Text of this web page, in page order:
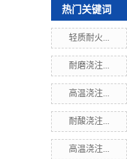
热门关键词
轻质耐火...
耐磨浇注...
高温浇注...
耐酸浇注...
高温浇注...